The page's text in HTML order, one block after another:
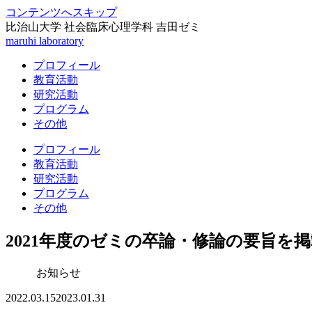
コンテンツへスキップ
比治山大学 社会臨床心理学科 吉田ゼミ
maruhi laboratory
プロフィール
教育活動
研究活動
プログラム
その他
プロフィール
教育活動
研究活動
プログラム
その他
2021年度のゼミの卒論・修論の要旨を
お知らせ
2022.03.152023.01.31